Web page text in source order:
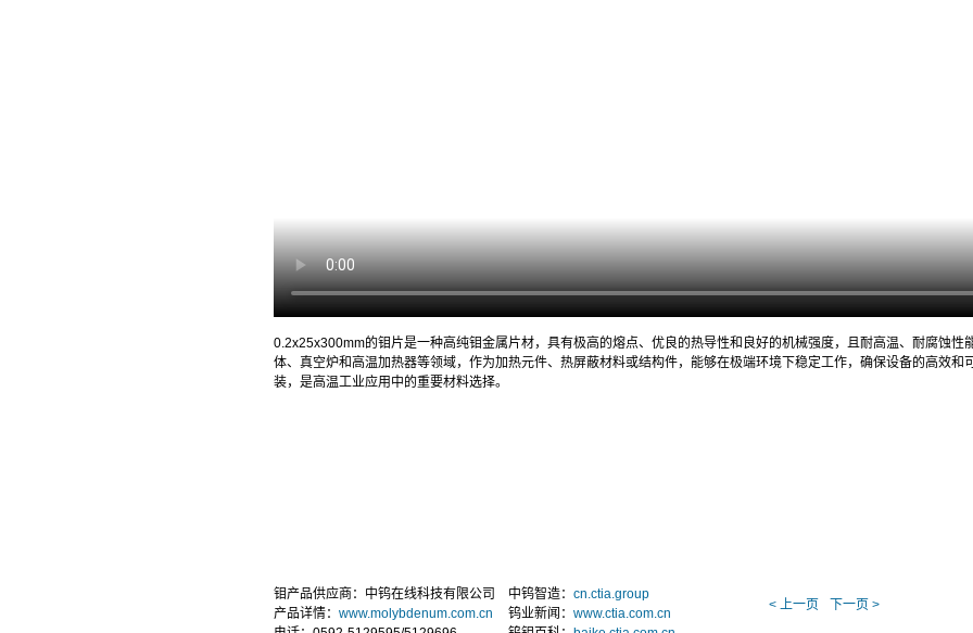
0.2x25x300mm的钼片是一种高纯钼金属片材，具有极高的熔点、优良的热导性和良好的机械强度，且耐高温、耐腐蚀性
体、真空炉和高温加热器等领域，作为加热元件、热屏蔽材料或结构件，能够在极端环境下稳定工作，确保设备的高效和
装，是高温工业应用中的重要材料选择。
钼产品供应商：中钨在线科技有限公司 中钨智造： cn.ctia.group
产品详情： www.molybdenum.com.cn 钨业新闻： www.ctia.com.cn
< 上一页 下一页 >